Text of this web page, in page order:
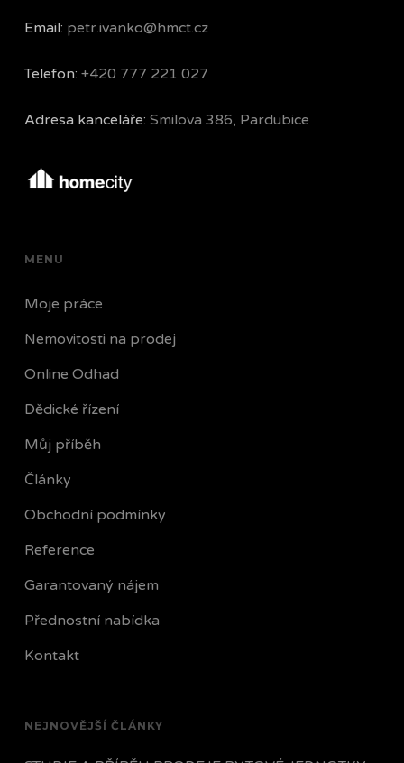
Email: petr.ivanko@hmct.cz
Telefon: +420 777 221 027
Adresa kanceláře: Smilova 386, Pardubice
MENU
Moje práce
Nemovitosti na prodej
Online Odhad
Dědické řízení
Můj příběh
Články
Obchodní podmínky
Reference
Garantovaný nájem
Přednostní nabídka
Kontakt
NEJNOVĚJŠÍ ČLÁNKY